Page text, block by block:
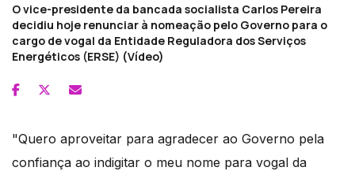
O vice-presidente da bancada socialista Carlos Pereira
decidiu hoje renunciar à nomeação pelo Governo para o
cargo de vogal da Entidade Reguladora dos Serviços
Energéticos (ERSE) (Vídeo)
"Quero aproveitar para agradecer ao Governo pela
confiança ao indigitar o meu nome para vogal da